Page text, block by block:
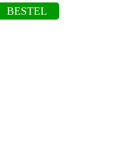
BESTEL